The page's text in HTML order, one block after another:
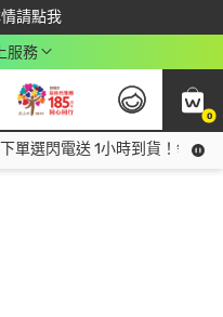
請點我
饋$350
服務
0
下單選閃電送 1小時到貨！領神